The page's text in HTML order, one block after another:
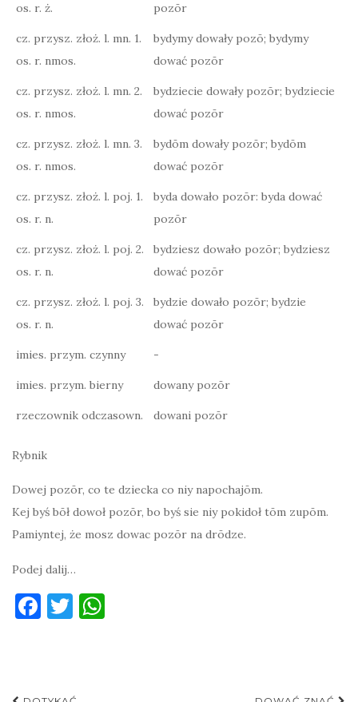
os. r. ż.
pozōr
cz. przysz. złoż. l. mn. 1.
os. r. nmos.
bydymy dowały pozō; bydymy
dować pozōr
cz. przysz. złoż. l. mn. 2.
os. r. nmos.
bydziecie dowały pozōr; bydziecie
dować pozōr
cz. przysz. złoż. l. mn. 3.
os. r. nmos.
bydōm dowały pozōr; bydōm
dować pozōr
cz. przysz. złoż. l. poj. 1.
os. r. n.
byda dowało pozōr: byda dować
pozōr
cz. przysz. złoż. l. poj. 2.
os. r. n.
bydziesz dowało pozōr; bydziesz
dować pozōr
cz. przysz. złoż. l. poj. 3.
os. r. n.
bydzie dowało pozōr; bydzie
dować pozōr
imies. przym. czynny -
imies. przym. bierny dowany pozōr
rzeczownik odczasown. dowani pozōr
Rybnik
Dowej pozōr, co te dziecka co niy napochajōm.
Kej byś bōł dowoł pozōr, bo byś sie niy pokidoł tōm zupōm.
Pamiyntej, że mosz dowac pozōr na drōdze.
Podej dalij…
F T